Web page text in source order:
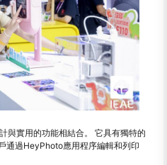
與實用的功能相結合。 它具有獨特的
通過HeyPhoto應用程序編輯和列印